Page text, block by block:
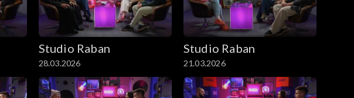
Studio Raban
28.03.2026
Studio Raban
21.03.2026